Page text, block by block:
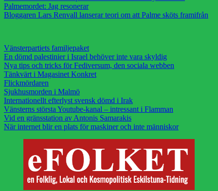
Palmemordet: Jag resonerar
Bloggaren Lars Renvall lanserar teori om att Palme sköts framifrån
Vänsterpartiets familjepaket
En dömd palestinier i Israel behöver inte vara skyldig
Nya tips och tricks för Fediversum, den sociala webben
Tänkvärt i Magasinet Konkret
Flickmördaren
Sjukhusmorden i Malmö
Internationellt efterlyst svensk dömd i Irak
Vänsterns största Youtube-kanal – intressant i Flamman
Vid en gränsstation av Antonis Samarakis
När internet blir en plats för maskiner och inte människor